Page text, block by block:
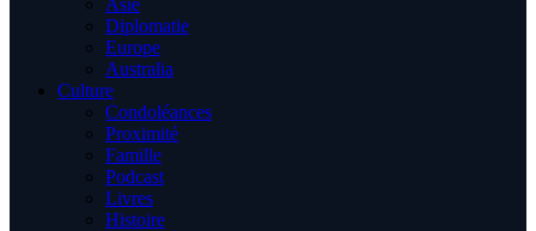
Asie
Diplomatie
Europe
Australia
Culture
Condoléances
Proximité
Famille
Podcast
Livres
Histoire